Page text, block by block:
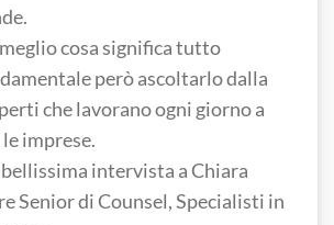
cosa significa tutto
però ascoltarlo dalla
che lavorano ogni giorno a
imprese.
intervista a Chiara
Senior di Counsel, Specialisti in